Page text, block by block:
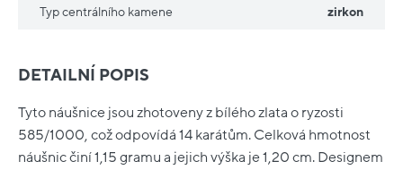
DETAILNÍ POPIS
Tyto náušnice jsou zhotoveny z bílého zlata o ryzosti
585/1000, což odpovídá 14 karátům. Celková hmotnost
náušnic činí 1,15 gramu a jejich výška je 1,20 cm. Designem
Typ centrálního kamene zirkon